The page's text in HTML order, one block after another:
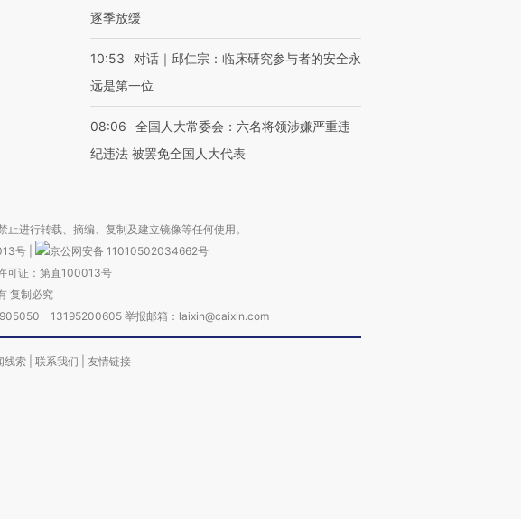
逐季放缓
10:53
对话｜邱仁宗：临床研究参与者的安全永
远是第一位
08:06
全国人大常委会：六名将领涉嫌严重违
纪违法 被罢免全国人大代表
进行转载、摘编、复制及建立镜像等任何使用。
号
京公网安备 11010502034662号
可证：第直100013号
复制必究
13195200605 举报邮箱：laixin@caixin.com
线索 联系我们 友情链接